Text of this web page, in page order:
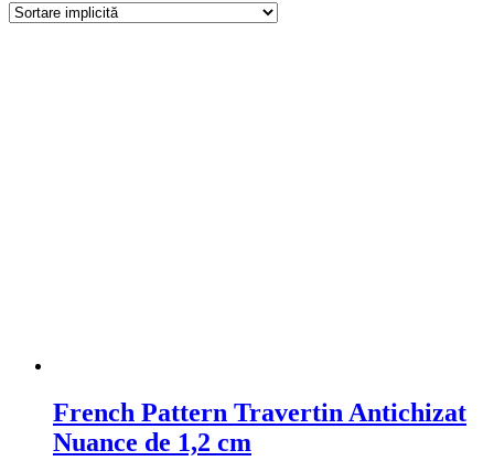
French Pattern Travertin Antichizat
Nuance de 1,2 cm